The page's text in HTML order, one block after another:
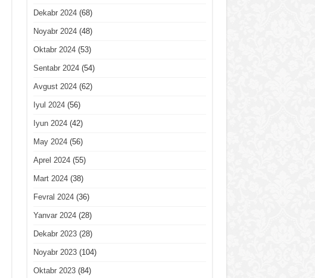
Dekabr 2024(68)
Noyabr 2024(48)
Oktabr 2024(53)
Sentabr 2024(54)
Avgust 2024(62)
Iyul 2024(56)
Iyun 2024(42)
May 2024(56)
Aprel 2024(55)
Mart 2024(38)
Fevral 2024(36)
Yanvar 2024(28)
Dekabr 2023(28)
Noyabr 2023(104)
Oktabr 2023(84)